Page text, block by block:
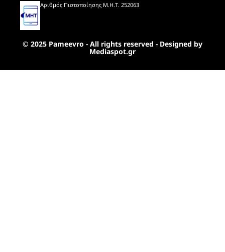
Αριθμός Πιστοποίησης Μ.Η.Τ. 252063
© 2025 Pameevro - All rights reserved - Designed by
Mediaspot.gr